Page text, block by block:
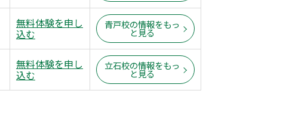
無料体験を申し
込む
青戸校の情報をもっ
と見る
無料体験を申し
込む
立石校の情報をもっ
と見る